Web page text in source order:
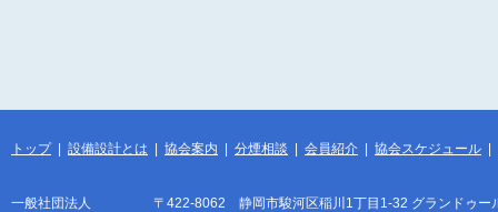
トップ | 設備設計とは | 協会案内 | 分煙相談 | 会員紹介 | 協会スケジュール |
一般社団法人
〒422-8062 静岡市駿河区稲川1丁目1-32 グランドゥ